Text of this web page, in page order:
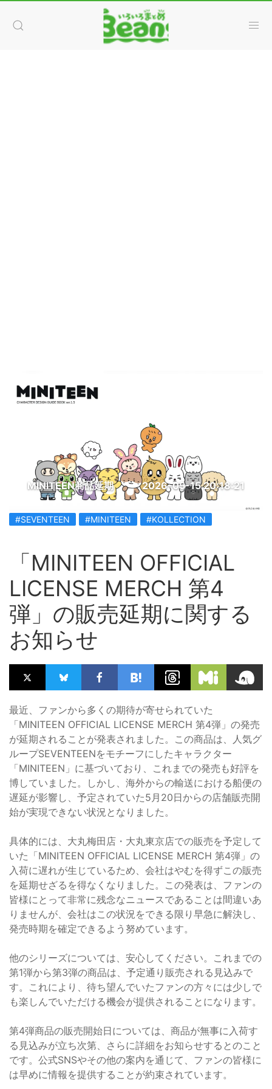
MINITEEN商品延期 2026-05-15 20:18:21
#SEVENTEEN #MINITEEN #KOLLECTION
「MINITEEN OFFICIAL
LICENSE MERCH 第4
弾」の販売延期に関する
お知らせ
最近、ファンから多くの期待が寄せられていた
「MINITEEN OFFICIAL LICENSE MERCH 第4弾」の発売
が延期されることが発表されました。この商品は、人気グ
ループSEVENTEENをモチーフにしたキャラクター
「MINITEEN」に基づいており、これまでの発売も好評を
博していました。しかし、海外からの輸送における船便の
遅延が影響し、予定されていた5月20日からの店舗販売開
始が実現できない状況となりました。
具体的には、大丸梅田店・大丸東京店での販売を予定して
いた「MINITEEN OFFICIAL LICENSE MERCH 第4弾」の
入荷に遅れが生じているため、会社はやむを得ずこの販売
を延期せざるを得なくなりました。この発表は、ファンの
皆様にとって非常に残念なニュースであることは間違いあ
りませんが、会社はこの状況をできる限り早急に解決し、
発売時期を確定できるよう努めています。
他のシリーズについては、安心してください。これまでの
第1弾から第3弾の商品は、予定通り販売される見込みで
す。これにより、待ち望んでいたファンの方々には少しで
も楽しんでいただける機会が提供されることになります。
第4弾商品の販売開始日については、商品が無事に入荷す
る見込みが立ち次第、さらに詳細をお知らせするとのこと
です。公式SNSやその他の案内を通じて、ファンの皆様に
は早めに情報を提供することが約束されています。